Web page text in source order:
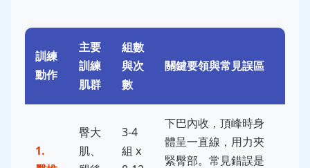
訓練
動作
主要
訓練
肌群
組數
與次
數
關鍵要領與常見誤區
1.
臀大
肌、
3-4
組 x
下巴內收，頂峰時身
體呈一直線，用力夾
緊臀部。常見錯誤是